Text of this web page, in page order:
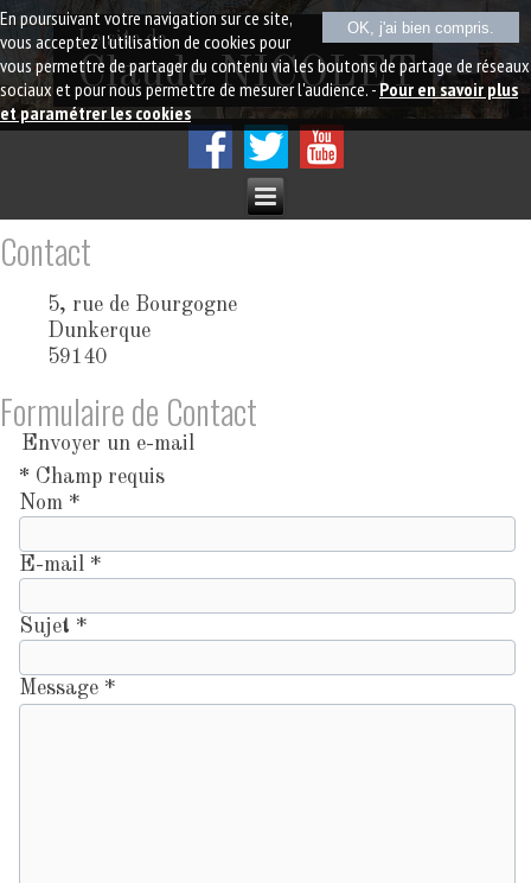
Claude NICOLET
Le site de
Contact
5, rue de Bourgogne
Dunkerque
59140
Formulaire de Contact
Envoyer un e-mail
* Champ requis
Nom*
E-mail*
Sujet *
Message*
OK, j'ai bien compris.
En poursuivant votre navigation sur ce site,
vous acceptez l'utilisation de cookies pour
vous permettre de partager du contenu via les boutons de partage de réseaux
sociaux et pour nous permettre de mesurer l'audience. -Pour en savoir plus
et paramétrer les cookies